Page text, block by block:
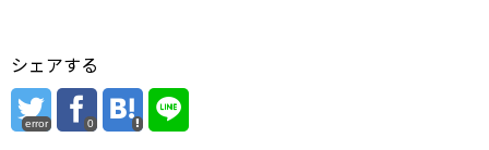
シェアする
error 0